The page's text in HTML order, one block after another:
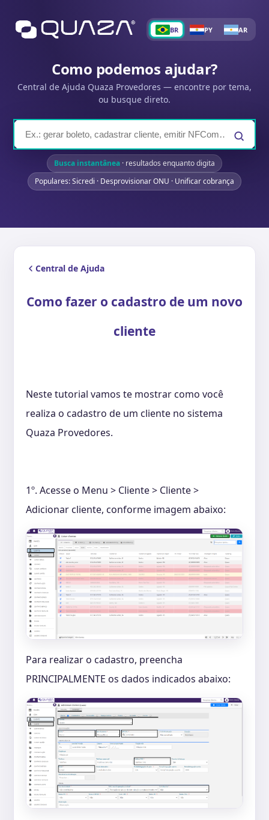
BR PY AR
Como podemos ajudar?
Central de Ajuda Quaza Provedores — encontre por tema,
ou busque direto.
Busca instantânea · resultados enquanto digita
Populares: Sicredi · Desprovisionar ONU · Unificar cobrança
Central de Ajuda
Como fazer o cadastro de um novo
cliente
Neste tutorial vamos te mostrar como você
realiza o cadastro de um cliente no sistema
Quaza Provedores.
1º. Acesse o Menu > Cliente > Cliente >
Adicionar cliente, conforme imagem abaixo:
Para realizar o cadastro, preencha
PRINCIPALMENTE os dados indicados abaixo: